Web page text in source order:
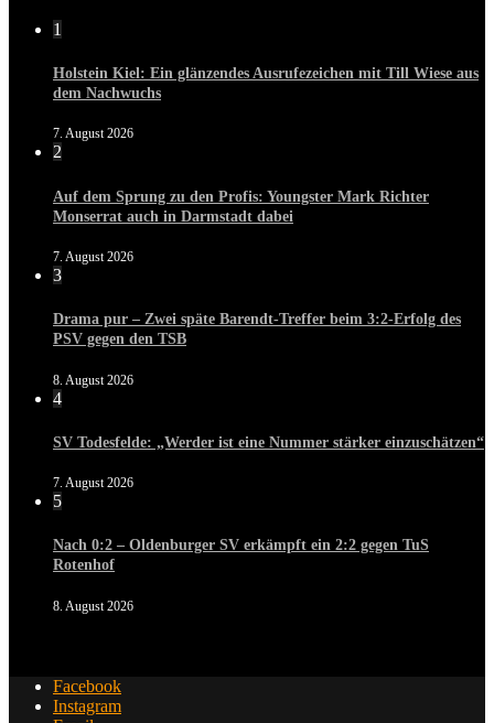
1
Holstein Kiel: Ein glänzendes Ausrufezeichen mit Till Wiese aus
dem Nachwuchs
7. August 2026
2
Auf dem Sprung zu den Profis: Youngster Mark Richter
Monserrat auch in Darmstadt dabei
7. August 2026
3
Drama pur – Zwei späte Barendt-Treffer beim 3:2-Erfolg des
PSV gegen den TSB
8. August 2026
4
SV Todesfelde: „Werder ist eine Nummer stärker einzuschätzen“
7. August 2026
5
Nach 0:2 – Oldenburger SV erkämpft ein 2:2 gegen TuS
Rotenhof
8. August 2026
Facebook
Instagram